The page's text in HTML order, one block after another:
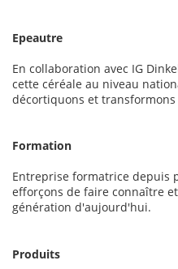
Epeautre
En collaboration avec IG
cette céréale au niveau
décortiquons et
Formation
Entreprise formatrice depuis
efforçons de faire connaître
génération d'aujourd'hui.
Produits